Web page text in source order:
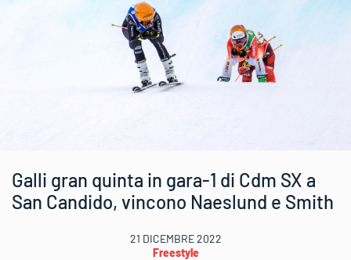
Galli gran quinta in gara-1 di Cdm SX a
San Candido, vincono Naeslund e Smith
21 DICEMBRE 2022
Freestyle